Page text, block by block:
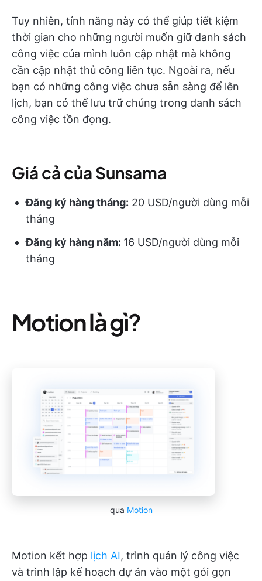
Tuy nhiên, tính năng này có thể giúp tiết kiệm
thời gian cho những người muốn giữ danh sách
công việc của mình luôn cập nhật mà không
cần cập nhật thủ công liên tục. Ngoài ra, nếu
bạn có những công việc chưa sẵn sàng để lên
lịch, bạn có thể lưu trữ chúng trong danh sách
công việc tồn đọng.
Giá cả của Sunsama
Đăng ký hàng tháng: 20 USD/người dùng mỗi
tháng
Đăng ký hàng năm: 16 USD/người dùng mỗi
tháng
Motion là gì?
qua Motion
Motion kết hợp lịch AI, trình quản lý công việc
và trình lập kế hoạch dự án vào một gói gọn